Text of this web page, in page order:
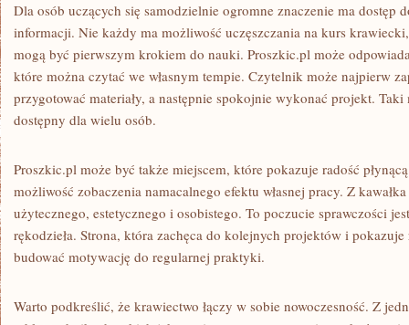
Dla osób uczących się samodzielnie ogromne znaczenie ma dostęp
informacji. Nie każdy ma możliwość uczęszczania na kurs
mogą być pierwszym krokiem do nauki. Proszkic.pl może
które można czytać we własnym tempie. Czytelnik może najpierw
przygotować materiały, a następnie spokojnie wykonać projekt.
dostępny dla wielu osób.
Proszkic.pl może być także miejscem, które pokazuje radość
możliwość zobaczenia namacalnego efektu własnej pracy. Z
użytecznego, estetycznego i osobistego. To poczucie sprawczości
rękodzieła. Strona, która zachęca do kolejnych projektów i
budować motywację do regularnej praktyki.
Warto podkreślić, że krawiectwo łączy w sobie nowoczesność. Z